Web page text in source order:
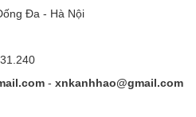
Đa - Hà Nội
- xnkanhhao@gmail.com